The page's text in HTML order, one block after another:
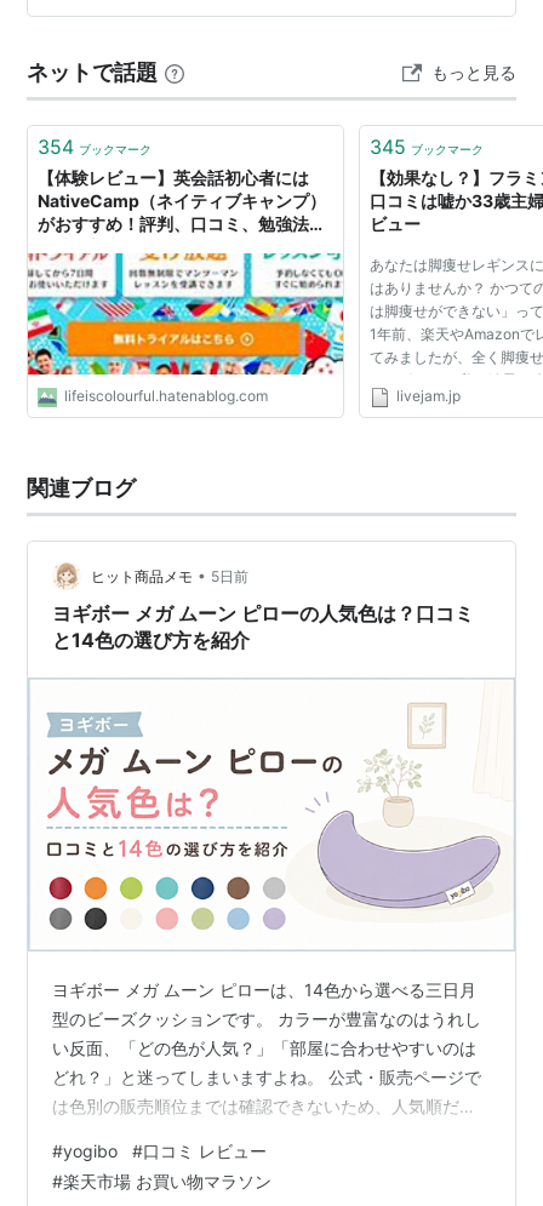
なるポイントまで詳しく紹介していきます。 📖 目次 📋
ろ 💬 口コミ・評…
ネットで話題 もっと見る
354 ブックマーク
【体験レビュー】英会話初心者には
NativeCamp（ネイティブキャンプ）
がおすすめ！評判、口コミ、勉強法も
lifeiscolourful.hatenablog.com
345 ブックマーク
【効果なし？】フラ
口コミは嘘か33歳主
ビュー
あなたは脚痩せレギンス
はありませんか？ かつて
は脚痩せができない」っ
1年前、楽天やAmazonで
てみましたが、全く脚痩
ョンボリ…。 私は結局、
です。 でも、そんなとき
livejam.jp
関連ブログ
ヒット商品メモ • 5日前
ヨギボー メガ ムーン ピローの人気色は？口コミ
と14色の選び方を紹介
ヨギボー メガ ムーン ピローは、14色から選べる三日月
型のビーズクッションです。 カラーが豊富なのはうれし
い反面、「どの色が人気？」「部屋に合わせやすいのは
どれ？」と迷ってしまいますよね。 公式・販売ページで
は色別の販売順位までは確認できないため、人気順だけ
で実際に選ばれているカラーを見ながら決めるのがおす
すめです。 この記事でわかること 14色から自分に合うカ
#yogibo #口コミ レビュー
#楽天市場 お買い物マラソン